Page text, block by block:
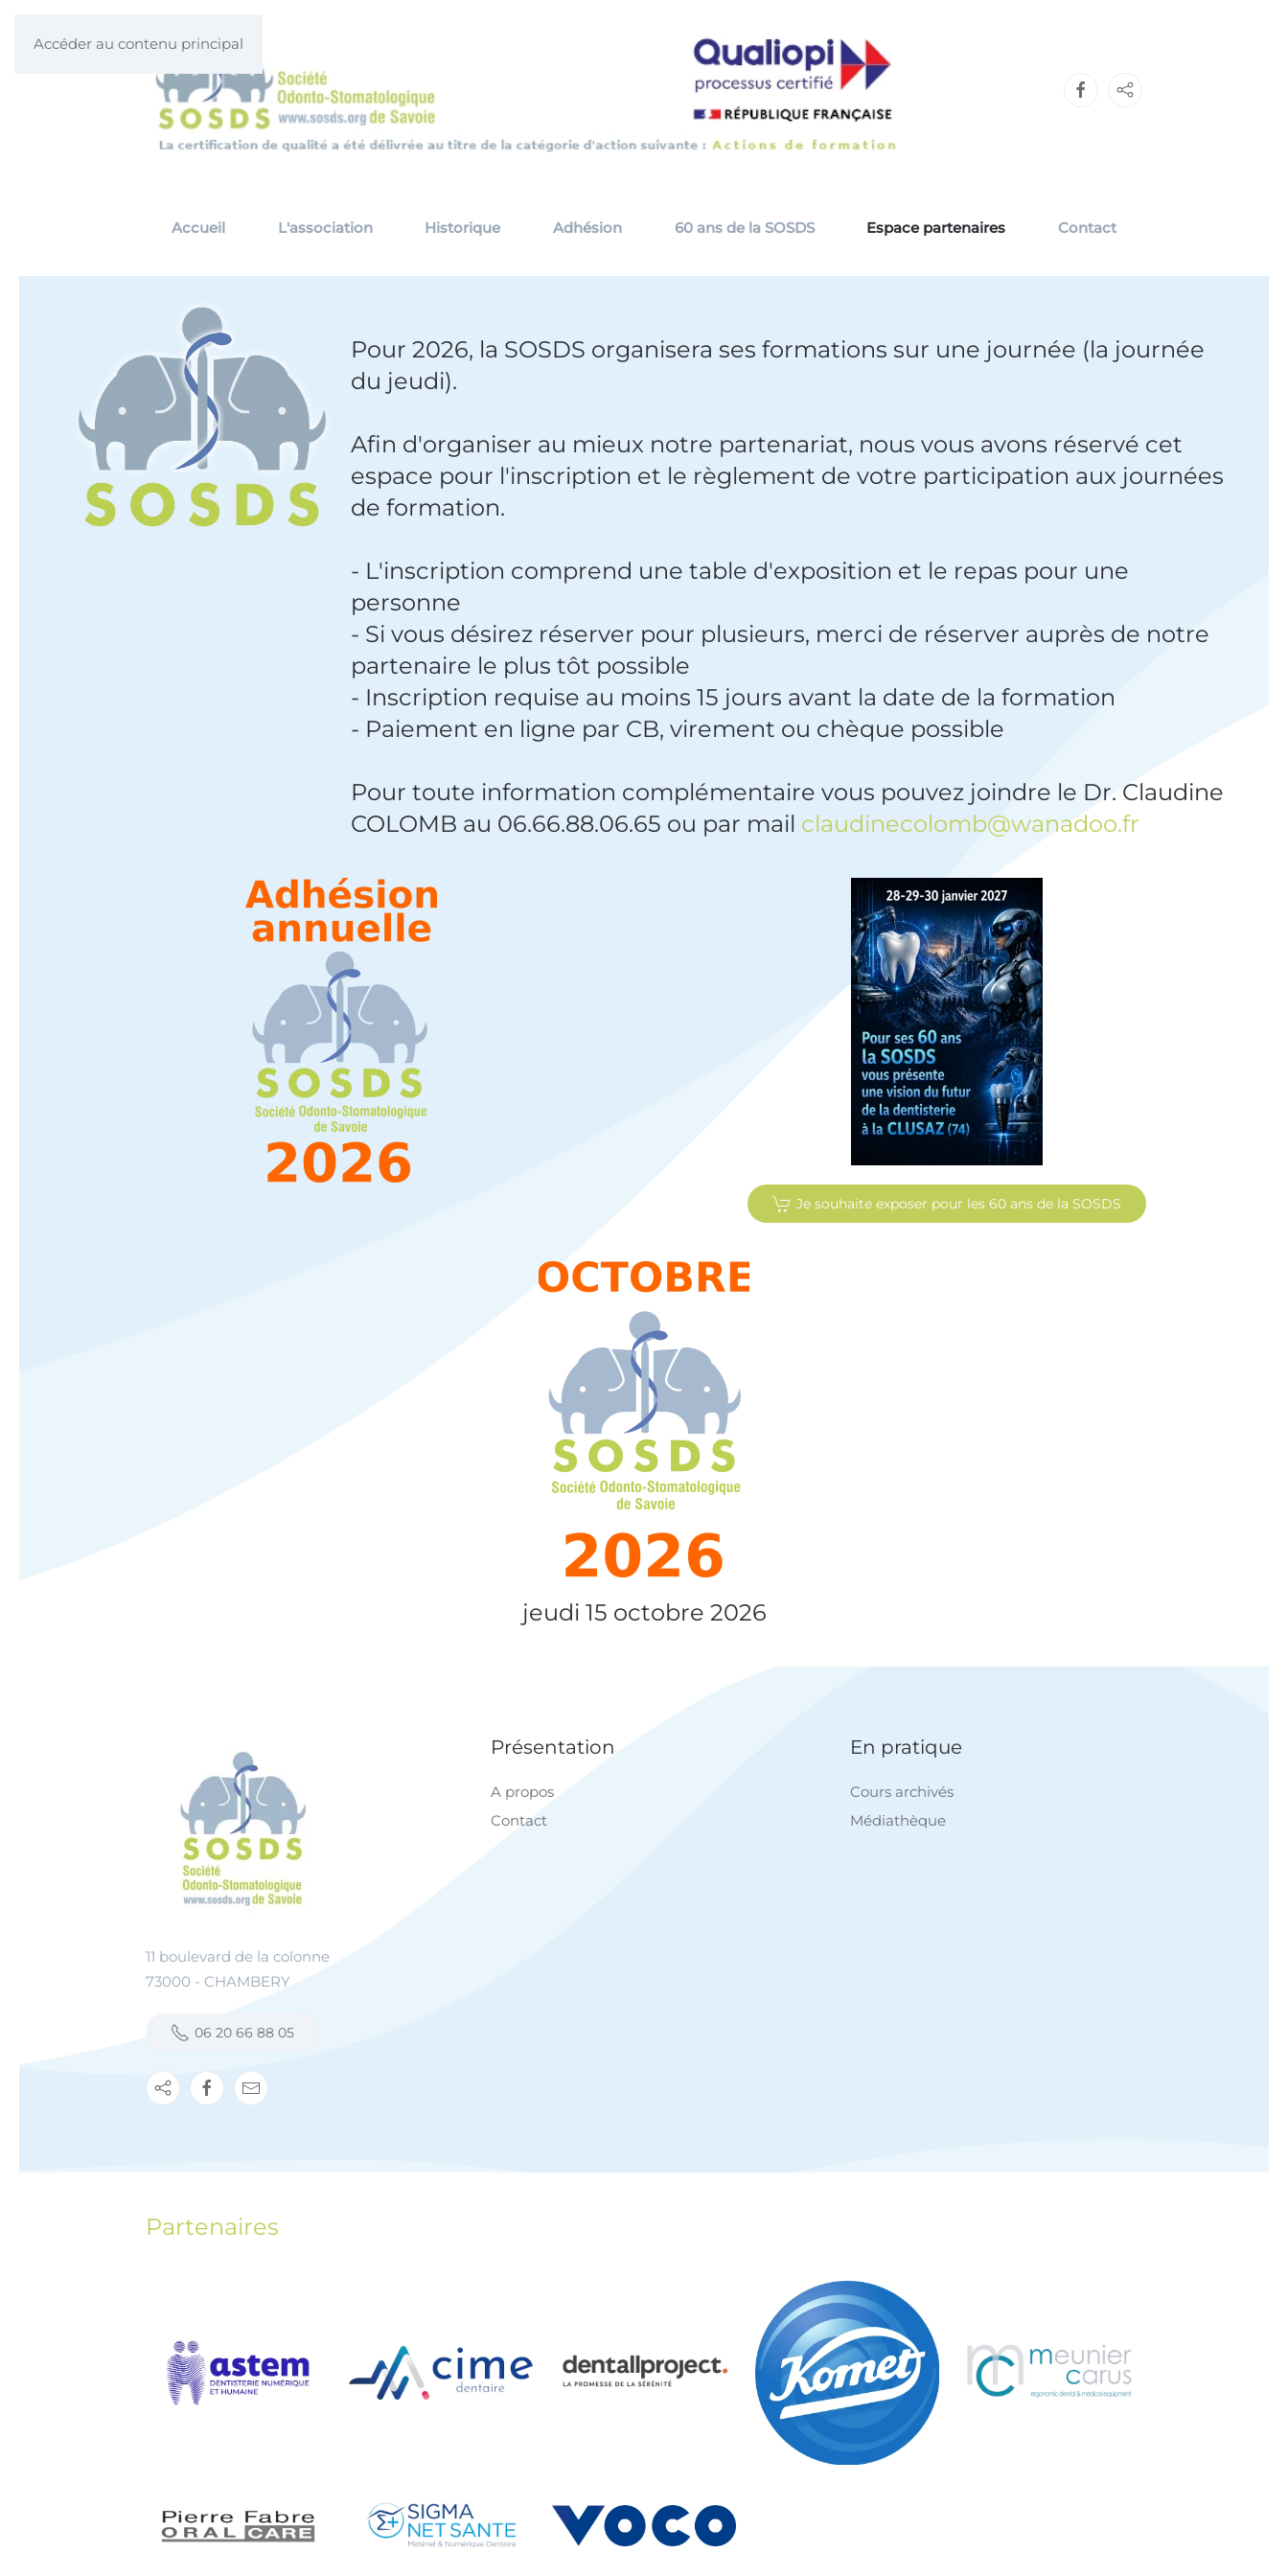
Accéder au contenu principal
Accueil L'association Historique Adhésion 60 ans de la SOSDS Espace partenaires Contact
Pour 2026, la SOSDS organisera ses formations sur une journée (la journée
du jeudi).
Afin d'organiser au mieux notre partenariat, nous vous avons réservé cet
espace pour l'inscription et le règlement de votre participation aux journées
de formation.
- L'inscription comprend une table d'exposition et le repas pour une
personne
- Si vous désirez réserver pour plusieurs, merci de réserver auprès de notre
partenaire le plus tôt possible
- Inscription requise au moins 15 jours avant la date de la formation
- Paiement en ligne par CB, virement ou chèque possible
Pour toute information complémentaire vous pouvez joindre le Dr. Claudine
COLOMB au 06.66.88.06.65 ou par mail claudinecolomb@wanadoo.fr
Je souhaite exposer pour les 60 ans de la SOSDS
jeudi 15 octobre 2026
11 boulevard de la colonne
73000 - CHAMBERY
06 20 66 88 05
Présentation
A propos
Contact
En pratique
Cours archivés
Médiathèque
Partenaires